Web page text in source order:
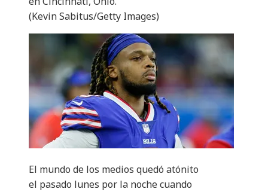
(Kevin Sabitus/Getty Images)
El mundo de los medios quedó atónito
el pasado lunes por la noche cuando